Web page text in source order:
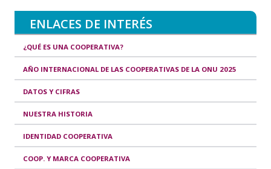
ENLACES DE INTERÉS
¿QUÉ ES UNA COOPERATIVA?
AÑO INTERNACIONAL DE LAS COOPERATIVAS DE LA ONU 2025
DATOS Y CIFRAS
NUESTRA HISTORIA
IDENTIDAD COOPERATIVA
COOP. Y MARCA COOPERATIVA